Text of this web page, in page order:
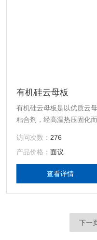
有机硅云母板
有机硅云母板是以优质云
粘合剂，经高温热压固化
与防潮性，是H级及以上
缘部件
访问次数： 276
产品价格：面议
查看详情
下一